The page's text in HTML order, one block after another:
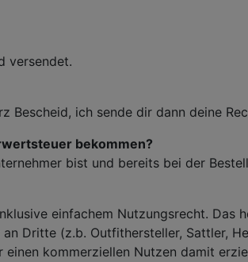
versendet.
Bescheid, ich sende dir dann deine
bekommen?
bist und bereits bei der
einfachem Nutzungsrecht. Das
Dritte (z.b. Outfithersteller, Sattler,
kommerziellen Nutzen damit